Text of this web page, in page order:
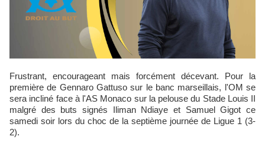
Frustrant, encourageant mais forcément décevant. Pour la
première de Gennaro Gattuso sur le banc marseillais, l'OM se
sera incliné face à l'AS Monaco sur la pelouse du Stade Louis II
malgré des buts signés Iliman Ndiaye et Samuel Gigot ce
samedi soir lors du choc de la septième journée de Ligue 1 (3-
2).